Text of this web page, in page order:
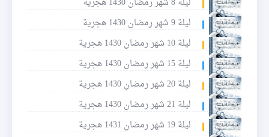
ليلة 9 شهر رمضان 1430 هجرية
ليلة 10 شهر رمضان 1430 هجرية
ليلة 15 شهر رمضان 1430 هجرية
ليلة 20 شهر رمضان 1430 هجرية
ليلة 21 شهر رمضان 1430 هجرية
ليلة 19 شهر رمضان 1431 هجرية